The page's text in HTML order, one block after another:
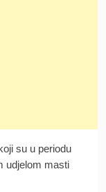
su u periodu
udjelom masti